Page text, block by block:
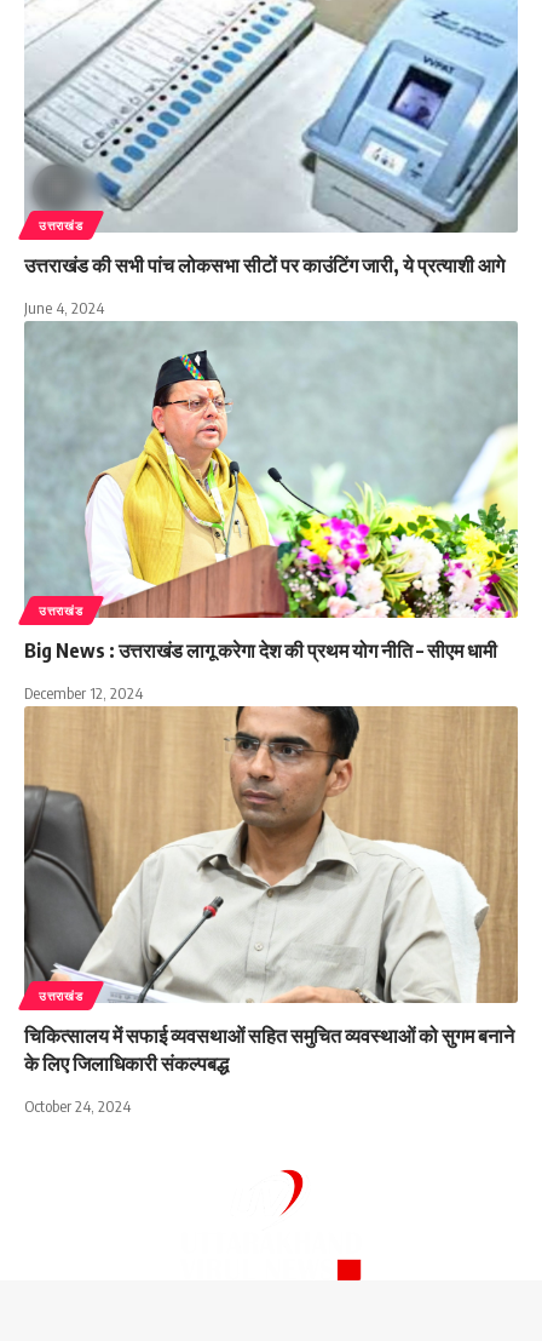
उत्तराखंड
उत्तराखंड की सभी पांच लोकसभा सीटों पर काउंटिंग जारी, ये प्रत्याशी आगे
June 4, 2024
उत्तराखंड
Big News : उत्तराखंड लागू करेगा देश की प्रथम योग नीति – सीएम धामी
December 12, 2024
उत्तराखंड
चिकित्सालय में सफाई व्यवसथाओं सहित समुचित व्यवस्थाओं को सुगम बनाने
के लिए जिलाधिकारी संकल्पबद्ध
October 24, 2024